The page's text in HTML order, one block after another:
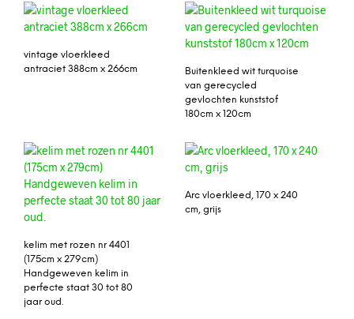
vintage vloerkleed
antraciet 388cm x 266cm
Buitenkleed wit turquoise
van gerecycled
gevlochten kunststof
180cm x 120cm
kelim met rozen nr 4401
(175cm x 279cm)
Handgeweven kelim in
perfecte staat 30 tot 80
jaar oud.
Arc vloerkleed, 170 x 240
cm, grijs